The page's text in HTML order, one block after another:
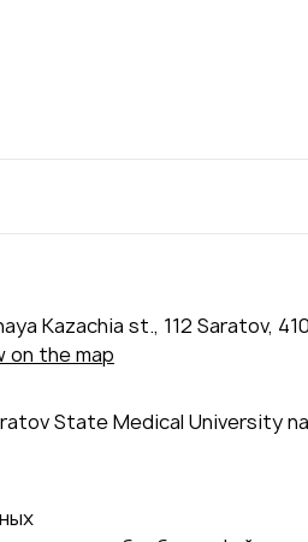
Kazachia st., 112 Saratov,
on the map
State Medical University